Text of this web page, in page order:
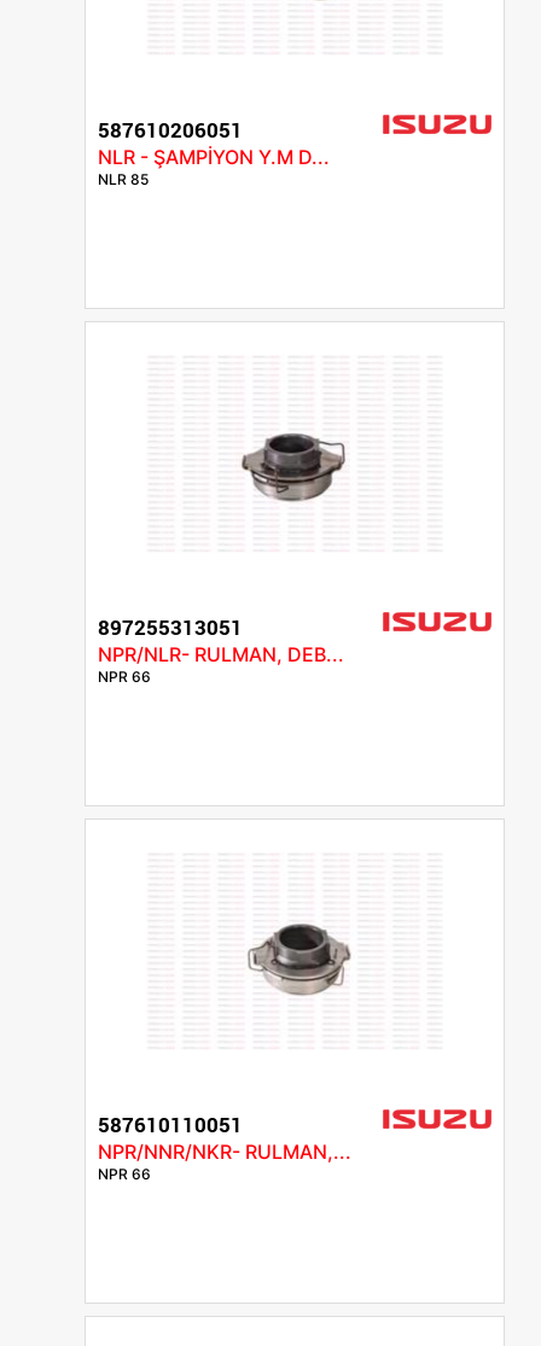
587610206051
NLR - ŞAMPİYON Y.M D...
NLR 85
897255313051
NPR/NLR- RULMAN, DEB...
NPR 66
587610110051
NPR/NNR/NKR- RULMAN,...
NPR 66